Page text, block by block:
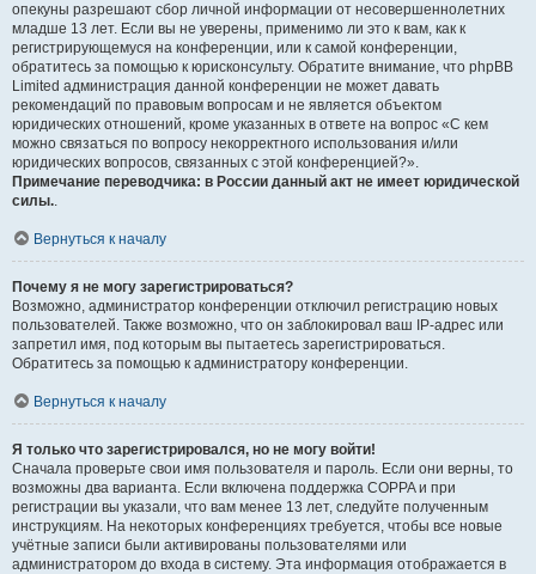
опекуны разрешают сбор личной информации от несовершеннолетних
младше 13 лет. Если вы не уверены, применимо ли это к вам, как к
регистрирующемуся на конференции, или к самой конференции,
обратитесь за помощью к юрисконсульту. Обратите внимание, что phpBB
Limited администрация данной конференции не может давать
рекомендаций по правовым вопросам и не является объектом
юридических отношений, кроме указанных в ответе на вопрос «С кем
можно связаться по вопросу некорректного использования и/или
юридических вопросов, связанных с этой конференцией?».
Примечание переводчика: в России данный акт не имеет юридической
силы..
Вернуться к началу
Почему я не могу зарегистрироваться?
Возможно, администратор конференции отключил регистрацию новых
пользователей. Также возможно, что он заблокировал ваш IP-адрес или
запретил имя, под которым вы пытаетесь зарегистрироваться.
Обратитесь за помощью к администратору конференции.
Вернуться к началу
Я только что зарегистрировался, но не могу войти!
Сначала проверьте свои имя пользователя и пароль. Если они верны, то
возможны два варианта. Если включена поддержка COPPA и при
регистрации вы указали, что вам менее 13 лет, следуйте полученным
инструкциям. На некоторых конференциях требуется, чтобы все новые
учётные записи были активированы пользователями или
администратором до входа в систему. Эта информация отображается в